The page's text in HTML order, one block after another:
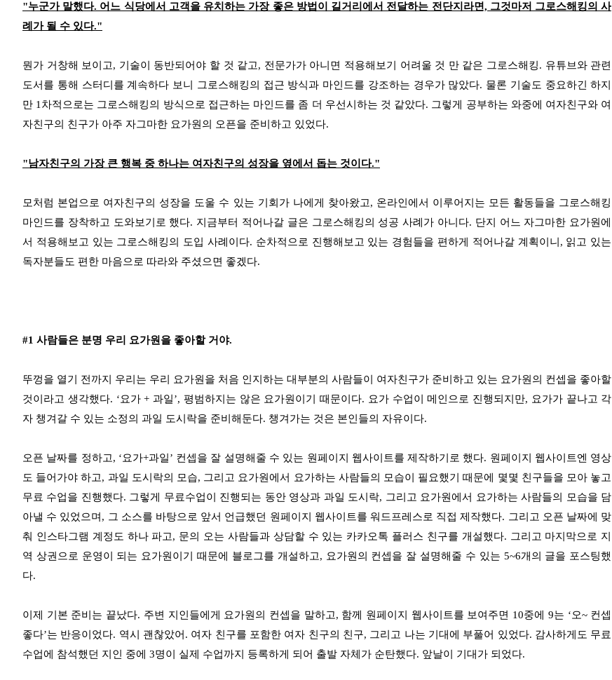
"누군가 말했다. 어느 식당에서 고객을 유치하는 가장 좋은 방법이 길거리에서 전달하는 전단지라면, 그것마저 그로스해킹의 사
례가 될 수 있다."
뭔가 거창해 보이고, 기술이 동반되어야 할 것 같고, 전문가가 아니면 적용해보기 어려울 것 만 같은 그로스해킹. 유튜브와 관련
도서를 통해 스터디를 계속하다 보니 그로스해킹의 접근 방식과 마인드를 강조하는 경우가 많았다. 물론 기술도 중요하긴 하지
만 1차적으로는 그로스해킹의 방식으로 접근하는 마인드를 좀 더 우선시하는 것 같았다. 그렇게 공부하는 와중에 여자친구와 여
자친구의 친구가 아주 자그마한 요가원의 오픈을 준비하고 있었다.
"남자친구의 가장 큰 행복 중 하나는 여자친구의 성장을 옆에서 돕는 것이다."
모처럼 본업으로 여자친구의 성장을 도울 수 있는 기회가 나에게 찾아왔고, 온라인에서 이루어지는 모든 활동들을 그로스해킹
마인드를 장착하고 도와보기로 했다. 지금부터 적어나갈 글은 그로스해킹의 성공 사례가 아니다. 단지 어느 자그마한 요가원에
서 적용해보고 있는 그로스해킹의 도입 사례이다. 순차적으로 진행해보고 있는 경험들을 편하게 적어나갈 계획이니, 읽고 있는
독자분들도 편한 마음으로 따라와 주셨으면 좋겠다.
#1 사람들은 분명 우리 요가원을 좋아할 거야.
뚜껑을 열기 전까지 우리는 우리 요가원을 처음 인지하는 대부분의 사람들이 여자친구가 준비하고 있는 요가원의 컨셉을 좋아할
것이라고 생각했다. ‘요가 + 과일’, 평범하지는 않은 요가원이기 때문이다. 요가 수업이 메인으로 진행되지만, 요가가 끝나고 각
자 챙겨갈 수 있는 소정의 과일 도시락을 준비해둔다. 챙겨가는 것은 본인들의 자유이다.
오픈 날짜를 정하고, ‘요가+과일’ 컨셉을 잘 설명해줄 수 있는 원페이지 웹사이트를 제작하기로 했다. 원페이지 웹사이트엔 영상
도 들어가야 하고, 과일 도시락의 모습, 그리고 요가원에서 요가하는 사람들의 모습이 필요했기 때문에 몇몇 친구들을 모아 놓고
무료 수업을 진행했다. 그렇게 무료수업이 진행되는 동안 영상과 과일 도시락, 그리고 요가원에서 요가하는 사람들의 모습을 담
아낼 수 있었으며, 그 소스를 바탕으로 앞서 언급했던 원페이지 웹사이트를 워드프레스로 직접 제작했다. 그리고 오픈 날짜에 맞
춰 인스타그램 계정도 하나 파고, 문의 오는 사람들과 상담할 수 있는 카카오톡 플러스 친구를 개설했다. 그리고 마지막으로 지
역 상권으로 운영이 되는 요가원이기 때문에 블로그를 개설하고, 요가원의 컨셉을 잘 설명해줄 수 있는 5~6개의 글을 포스팅했
다.
이제 기본 준비는 끝났다. 주변 지인들에게 요가원의 컨셉을 말하고, 함께 원페이지 웹사이트를 보여주면 10중에 9는 ‘오~ 컨셉
좋다’는 반응이었다. 역시 괜찮았어. 여자 친구를 포함한 여자 친구의 친구, 그리고 나는 기대에 부풀어 있었다. 감사하게도 무료
수업에 참석했던 지인 중에 3명이 실제 수업까지 등록하게 되어 출발 자체가 순탄했다. 앞날이 기대가 되었다.